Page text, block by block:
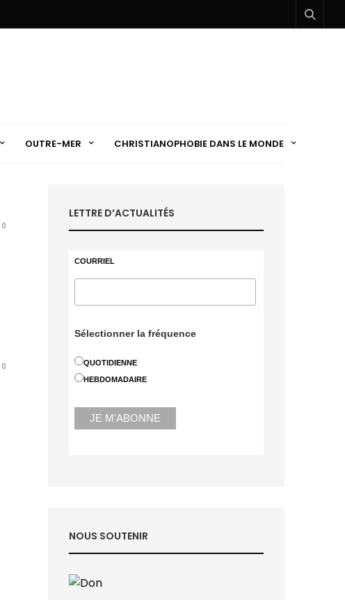
OUTRE-MER CHRISTIANOPHOBIE DANS LE MONDE
0
0
LETTRE D’ACTUALITÉS
COURRIEL
Sélectionner la fréquence
QUOTIDIENNE
HEBDOMADAIRE
NOUS SOUTENIR